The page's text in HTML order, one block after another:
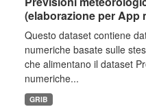
(elaborazione per App
Questo dataset contiene
numeriche basate sulle
che alimentano il dataset
numeriche...
GRIB